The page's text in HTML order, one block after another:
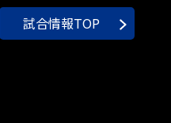
試合情報TOP